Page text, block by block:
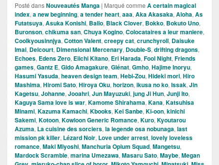
Posté dansNouveautés Manga | Marqué comme A certain magical
index, a new beginning, a tender heart, aaa, Aka Akasaka, Aloha, As
Futatsuya, Asuka Konishi, Ballo, Black Clover, Bokko, Bokuto Uno,
Buronson, chikuma san, Chuya Kogino, Colocataires a leur maniere,
Coolkyousinnjya, Cotton Valent, creepy cat, crunchyroll, Daisuke
Imai, Delcourt, Dimensional Mercenary, Double-S, drifting dragons,
Echoes, Edens Zero, Eiichi Kitano, Eri Harada, Fool Night, Friends
games, Gantz E, Gido Amagakure, Glénat, Gmho, Hajime Inoryu,
Hasumi Yasuda, heaven design team, Hebi-Zou, Hideki mori, Hiro
Mashima, Hiromi Sato, Hiroya Oku, horizon, ikusa no ko, Issak, Jin
Kagetsu, Johanne, Jooahri, Jun Mayuzuki, jung Ji Hun, Junji Ito,
Kaguya Sama love is war, Kamome Shirahama, Kana, Katsuhisa
Minami, Kazuma Kamachi, Kbooks, Kei Sanbe, Ki-oon, kinichi
Sakemi, Kotoon, Kowloon Generic Romance, Kuro, Kyoutarou
Azuma, La cuisine des sorciers, la legende osa nobunaga, last
mission pk killer, Lézard Noir, Love under arrest, lovely loveless
romance, Maki Miyoshi, Manchuria Opium Squad, Mangetsu,
Mardock Scramble, marina Umezawa, Masaru Sato, Maybe, Megan